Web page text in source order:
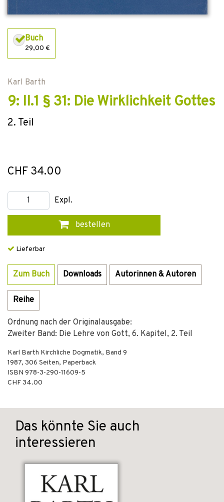
Buch
29,00 €
Karl Barth
9: II.1 § 31: Die Wirklichkeit Gottes
2. Teil
CHF 34.00
Expl.
bestellen
Lieferbar
Zum Buch Downloads Autorinnen & Autoren
Reihe
Ordnung nach der Originalausgabe:
Zweiter Band: Die Lehre von Gott, 6. Kapitel, 2. Teil
Karl Barth Kirchliche Dogmatik, Band 9
1987, 306 Seiten, Paperback
ISBN 978-3-290-11609-5
CHF 34.00
Das könnte Sie auch
interessieren